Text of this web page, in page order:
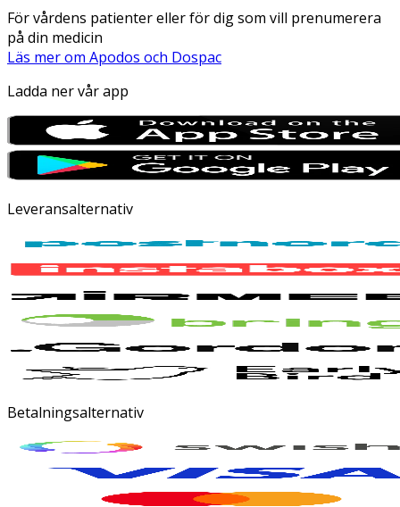
För vårdens patienter eller för dig som vill prenumerera
på din medicin
Läs mer om Apodos och Dospac
Ladda ner vår app
Leveransalternativ
Betalningsalternativ